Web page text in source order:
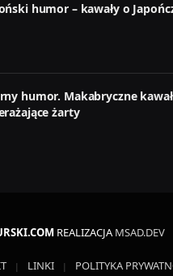
humor – kawały o
humor. Makabryczne
żarty
REALIZACJAMSAD.DEV
LINKI POLITYKA